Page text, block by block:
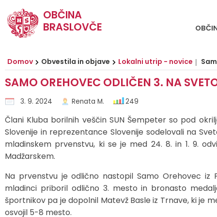
OBČINA
BRASLOVČE
Domov Obvestila in objave Lokalni utrip - novice
SAMO OREHOVEC ODLIČEN 3. NA
3. 9. 2024 Renata M. 249
Člani Kluba borilnih veščin SUN Šempeter so pod
Slovenije in reprezentance Slovenije sodelovali na
mladinskem prvenstvu, ki se je med 24. 8. in 1. 9.
Madžarskem.
Na prvenstvu je odlično nastopilSamo Orehovec iz
mladinci priboril odlično 3. mesto in bronasto
športnikov pa je dopolnil Matevž Basle iz Trnave, ki je
osvojil 5-8 mesto.
Vizitka občine
Predstavitev občine
Občinski praznik
Fotogalerija
Župan
Podžupani
Nadzorni odbor
Krajevni odbori
Občinska volilna komisija
Medobčinska inšpekcija, redarstvo in varstvo okolja
Naloge in pristojnosti
Člani občinskega sveta
Komisije in odbori
Naloge in pristojnosti
Imenik zaposlenih
Uradne ure
Varstvo osebnih podatkov
Katalog informacij javnega značaja
Novice in objave
Koledar dogodkov
Lokalni utrip - novice
Javni razpisi in objave
Projekti in investicije
Predpisi in odloki
Vloge in obrazci
Predlagajte občini
E-obveščanje
TIC Braslovče
Izleti in poti
Gostinstvo
Prenočišča
Dan hmeljarjev
Prireditveni prostor Braslovče
Pomembne številke
Prostofer - prevozi starejših
Društva in združenja
Gospodarske javne službe
Zbirni center Braslovče (Žovnek)
Lokalni ponudniki